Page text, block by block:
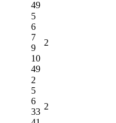
49
5
6
7
9
10
49
2
2
5
6
33
2